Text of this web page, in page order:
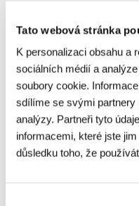
Tato webová stránka
K personalizaci obsahu a
sociálních médií a
soubory cookie.
sdílíme se svými partnery
analýzy. Partneři tyto
informacemi, které jste
důsledku toho, že
konejšivé
do pece. Scénář
povídky jedné z
spisovatelek
protagonistka to ve
Od spolužáků každý
jediné potěšení